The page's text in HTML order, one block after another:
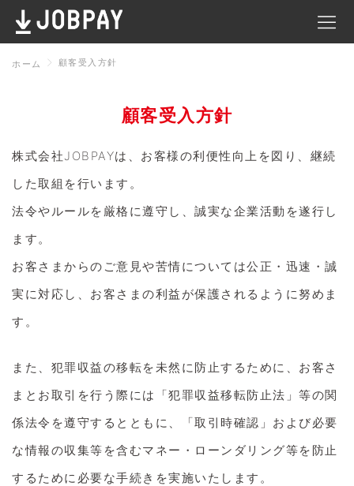
ホーム 顧客受入方針
顧客受入方針
株式会社JOBPAYは、お客様の利便性向上を図り、継続
した取組を行います。
法令やルールを厳格に遵守し、誠実な企業活動を遂行し
ます。
お客さまからのご意見や苦情については公正・迅速・誠
実に対応し、お客さまの利益が保護されるように努めま
す。
また、犯罪収益の移転を未然に防止するために、お客さ
まとお取引を行う際には「犯罪収益移転防止法」等の関
係法令を遵守するとともに、「取引時確認」および必要
な情報の収集等を含むマネー・ローンダリング等を防止
するために必要な手続きを実施いたします。